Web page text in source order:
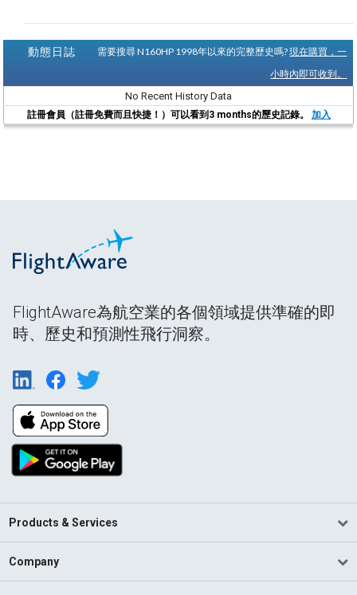
動態日誌 需要搜尋 N160HP 1998年以來的完整歷史嗎?現在購買，一
小時內即可收到。
No Recent History Data
註冊會員（註冊免費而且快捷！）可以看到3 months的歷史記錄。 加入
FlightAware為航空業的各個領域提供準確的即
時、歷史和預測性飛行洞察。
Products & Services
Company